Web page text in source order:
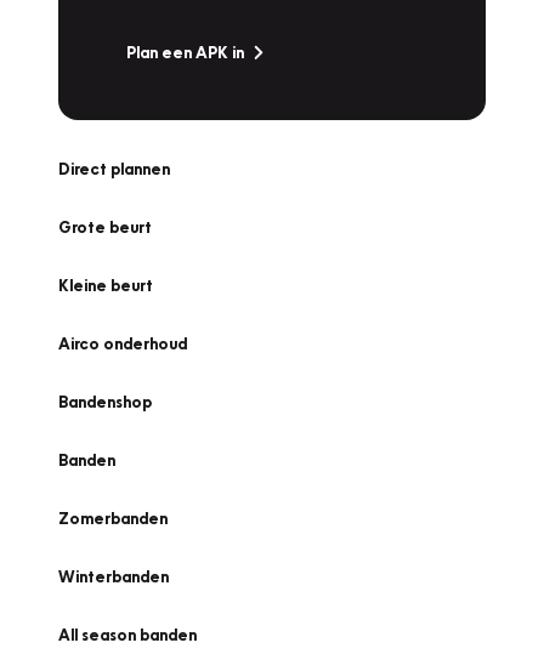
Plan een APK in
Direct plannen
Grote beurt
Kleine beurt
Airco onderhoud
Bandenshop
Banden
Zomerbanden
Winterbanden
All season banden